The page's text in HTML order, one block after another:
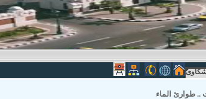
.. طوارئ الماء